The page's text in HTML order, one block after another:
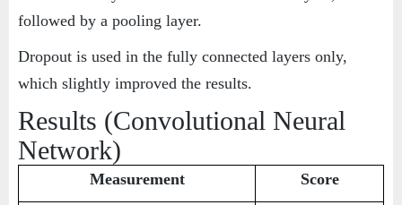
followed by a pooling layer.
Dropout is used in the fully connected layers only,
which slightly improved the results.
Results (Convolutional Neural
Network)
Measurement Score